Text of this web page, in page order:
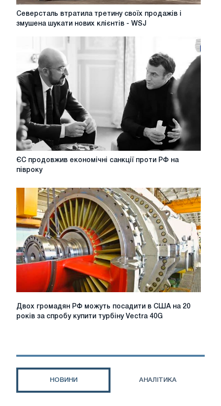
Северсталь
продажів
змушена
шукати
нових
клієнтів
WSJ
Северсталь втратила третину своїх продажів і
змушена шукати нових клієнтів - WSJ
ЄС
продовжив
санкції
проти
РФ
на
півроку
ЄС продовжив економічні санкції проти РФ на
півроку
Двох
громадян
в
Двох громадян РФ можуть посадити в США на 20
років за спробу купити турбіну Vectra 40G
НОВИНИ АНАЛІТИКА